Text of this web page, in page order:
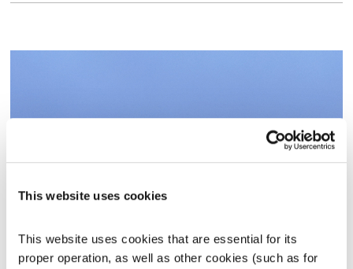
This website uses cookies
This website uses cookies that are essential for its
proper operation, as well as other cookies (such as for
אחת ששומעת
אליענה בן דוד